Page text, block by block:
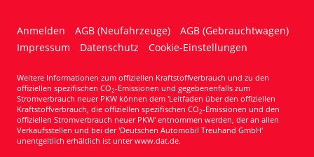
Anmelden AGB (Neufahrzeuge)
AGB (Gebrauchtwagen)
Impressum
Datenschutz Cookie-Einstellungen
Weitere Informationen zum offiziellen Kraftstoffverbrauch und zu den
offiziellen spezifischen CO2-Emissionen und gegebenenfalls zum
Stromverbrauch neuer PKW können dem 'Leitfaden über den offiziellen
Kraftstoffverbrauch, die offiziellen spezifischen CO2-Emissionen und den
offiziellen Stromverbrauch neuer PKW' entnommen werden, der an allen
Verkaufsstellen und bei der 'Deutschen Automobil Treuhand GmbH'
unentgeltlich erhältlich ist unter www.dat.de.